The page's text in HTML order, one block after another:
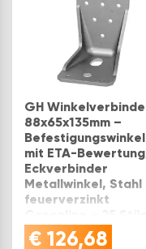
GH
88x65x135mm –
Befestigungswinkel
mit ETA-
Eckverbinder
Metallwinkel, Stahl
feuerverzinkt
€ 126,68